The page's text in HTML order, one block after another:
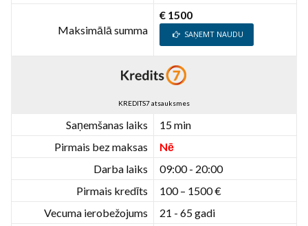
Maksimālā summa
€ 1500
SAŅEMT NAUDU
KREDITS7 atsauksmes
Saņemšanas laiks
15 min
Pirmais bez maksas
Nē
Darba laiks
09:00 - 20:00
Pirmais kredīts
100 – 1500 €
Vecuma ierobežojums
21 - 65 gadi